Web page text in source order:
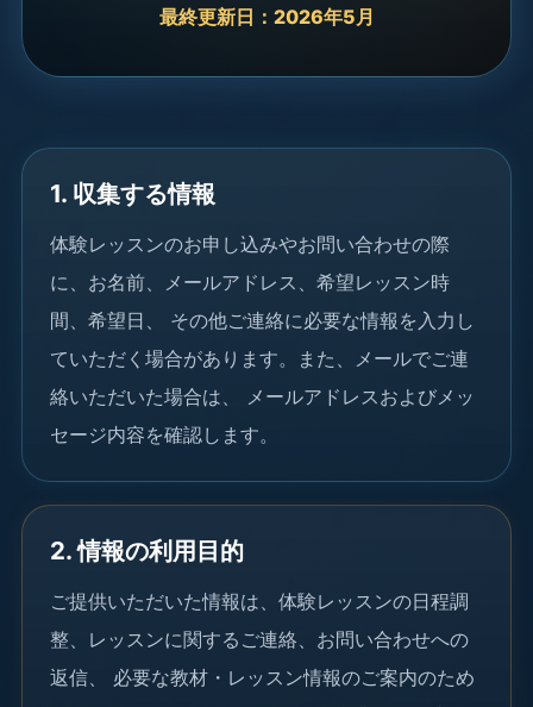
最終更新日：2026年5月
1. 収集する情報
体験レッスンのお申し込みやお問い合わせの際
に、お名前、メールアドレス、希望レッスン時
間、希望日、 その他ご連絡に必要な情報を入力し
ていただく場合があります。また、メールでご連
絡いただいた場合は、 メールアドレスおよびメッ
セージ内容を確認します。
2. 情報の利用目的
ご提供いただいた情報は、体験レッスンの日程調
整、レッスンに関するご連絡、お問い合わせへの
返信、 必要な教材・レッスン情報のご案内のため